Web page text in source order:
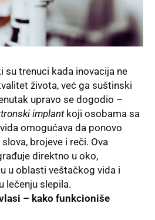
su trenuci kada inovacija ne
života, već ga suštinski
upravo se dogodio –
implantkoji osobama sa
omogućava da ponovo
brojeve i reči. Ova
direktno u oko,
u oblasti veštačkog vida i
lečenju slepila.
– kako funkcioniše